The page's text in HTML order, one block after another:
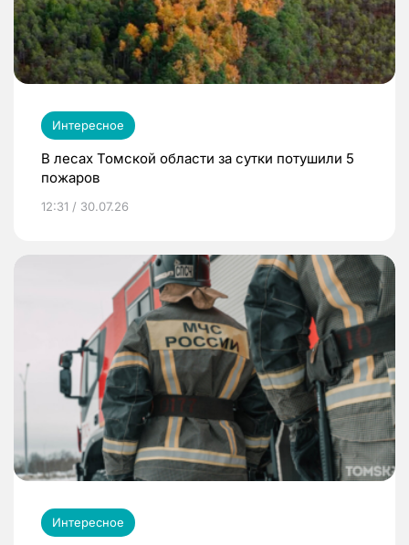
Интересное
В лесах Томской области за сутки потушили 5
пожаров
12:31 / 30.07.26
Интересное